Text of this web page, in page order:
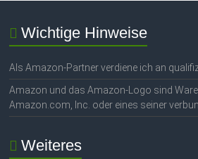
Wichtige Hinweise
Als Amazon-Partner verdiene ich an
Amazon und das Amazon-Logo sind
Amazon.com, Inc. oder eines seiner
Weiteres